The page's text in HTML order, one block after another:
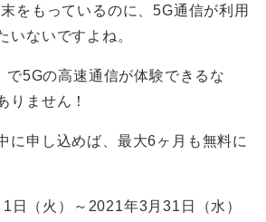
をもっているのに、5G通信が利用
いないですよね。
で5Gの高速通信が体験できるな
りません！
に申し込めば、最大6ヶ月も無料に
日（火）～2021年3月31日（水）